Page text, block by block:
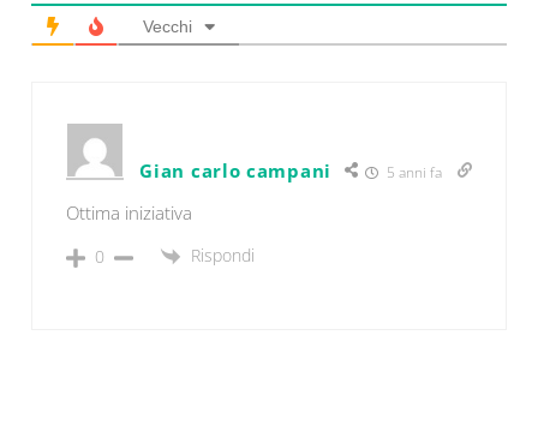
Vecchi
Gian carlo campani 5 anni fa
Ottima iniziativa
0 Rispondi